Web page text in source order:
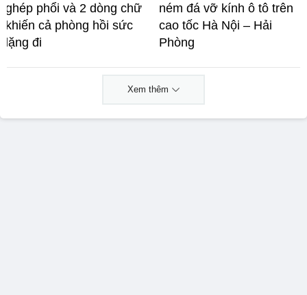
ghép phổi và 2 dòng chữ
khiến cả phòng hồi sức
lặng đi
ném đá vỡ kính ô tô trên
cao tốc Hà Nội – Hải
Phòng
Xem thêm